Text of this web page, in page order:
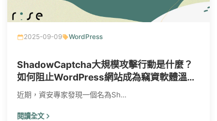
2025-09-09 WordPress
ShadowCaptcha大規模攻擊行動是什麼？
如何阻止WordPress網站成為竊資軟體溫
床？
近期，資安專家發現一個名為Sh...
閱讀全文